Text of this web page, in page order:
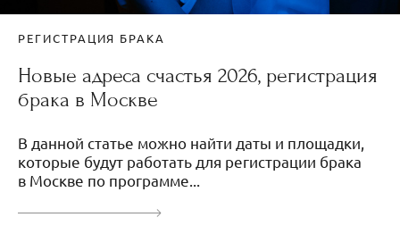
РЕГИСТРАЦИЯ БРАКА
Новые адреса счастья 2026, регистрация
брака в Москве
В данной статье можно найти даты и площадки,
которые будут работать для регистрации брака
в Москве по программе...